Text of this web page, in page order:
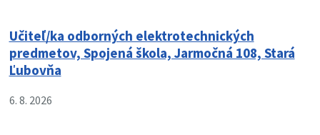
Učiteľ/ka odborných elektrotechnických
predmetov, Spojená škola, Jarmočná 108, Stará
Ľubovňa
6. 8. 2026